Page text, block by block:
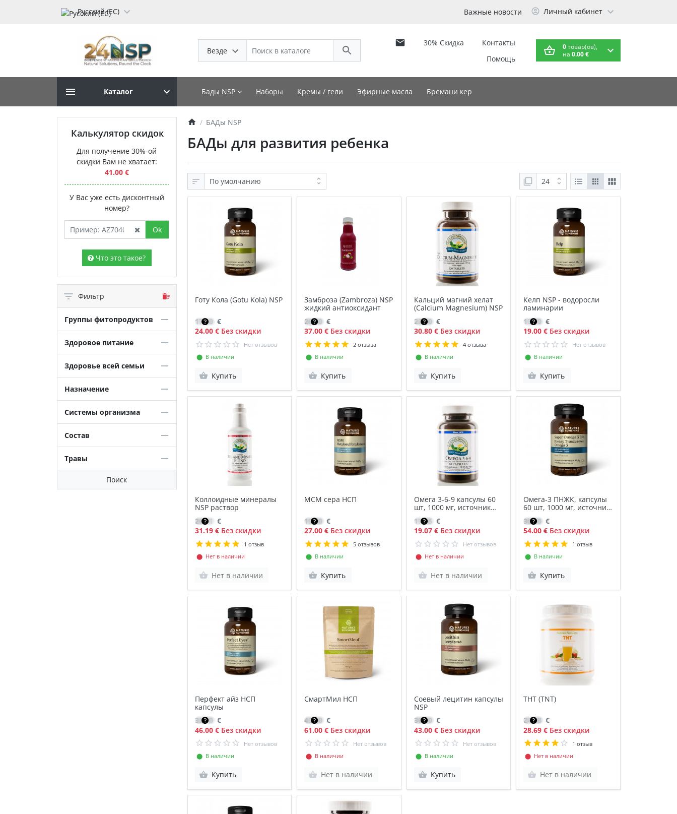
Русский (ЕС) Важные новости Личный кабинет
30% Скидка
Контакты
Помощь
Везде 0товар(ов),
на 0.00 €
Каталог Бады NSP Наборы Кремы / гели Эфирные масла Бремани кер
Калькулятор скидок
Для получение 30%-ой
скидки Вам не хватает:
41.00 €
У Вас уже есть дисконтный
номер?
Ok
Что это такое?
Фильтр
Группы фитопродуктов
Здоровое питание
Здоровье всей семьи
Назначение
Системы организма
Состав
Травы
Поиск
БАДы NSP
БАДы для развития ребенка
Готу Кола (Gotu Kola) NSP
17.10 €
24.00 €Без скидки
Нет отзывов
⬤ В наличии
Купить
Замброза (Zambroza) NSP
жидкий антиоксидант
26.50 €
37.00 € Без скидки
2 отзыва
⬤ В наличии
Купить
Кальций магний хелат
(Calcium Magnesium) NSP
22.00 €
30.80 €Без скидки
4 отзыва
⬤ В наличии
Купить
Келп NSP - водоросли
ламинарии
13.70 €
19.00 € Без скидки
Нет отзывов
⬤ В наличии
Купить
Коллоидные минералы
NSP раствор
26.51 €
31.19 €Без скидки
1 отзыв
⬤ Нет в наличии
Нет в наличии
МСМ сера НСП
19.30 €
27.00 € Без скидки
5 отзывов
⬤ В наличии
Купить
Омега 3-6-9 капсулы 60
шт, 1000 мг, источник
ПНЖК
17.95 €
19.07 €Без скидки
Нет отзывов
⬤ Нет в наличии
Нет в наличии
Омега-3 ПНЖК, капсулы
60 шт, 1000 мг, источник
ПНЖК
38.30 €
54.00 € Без скидки
1 отзыв
⬤ В наличии
Купить
Перфект айз НСП
капсулы
32.70 €
46.00 €Без скидки
Нет отзывов
⬤ В наличии
Купить
СмартМил НСП
43.60 €
61.00 € Без скидки
Нет отзывов
⬤ В наличии
Нет в наличии
Соевый лецитин капсулы
NSP
30.50 €
43.00 €Без скидки
Нет отзывов
⬤ В наличии
Купить
ТНТ (TNT)
24.38 €
28.69 € Без скидки
1 отзыв
⬤ Нет в наличии
Нет в наличии